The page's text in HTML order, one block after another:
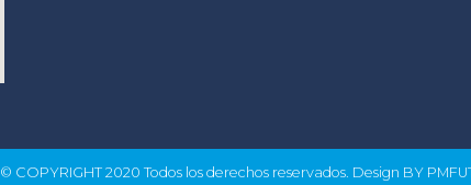
© COPYRIGHT 2020 Todos los derechos reservados. Design BY